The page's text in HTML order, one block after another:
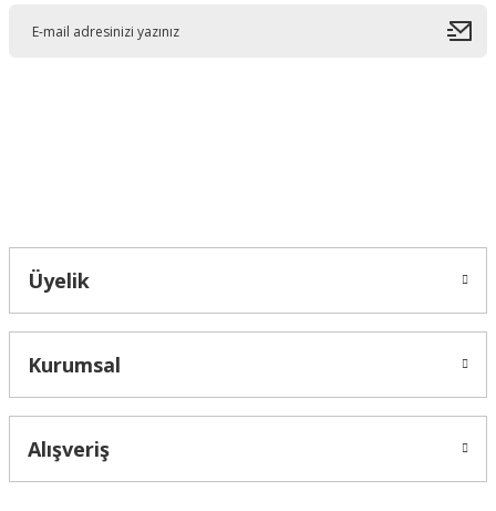
Üyelik
Kurumsal
Alışveriş